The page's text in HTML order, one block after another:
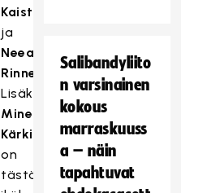
Kaisti
ja
Neea
Rinne
Lisäksi
Minea
Kärki
on
tästä
Salibandyliito
n varsinainen
kokous
marraskuuss
a – näin
tapahtuvat